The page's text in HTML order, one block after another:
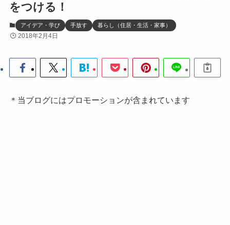
をつける！
アイデア・学び 手放す 暮らし（住居・生活・家事）
2018年2月4日
＊当ブログにはプロモーションが含まれています